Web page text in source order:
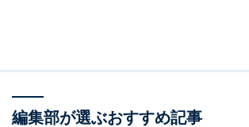
を開催。期間中は、峠の茶屋であじさい
います。
編集部が選ぶおすすめ記事